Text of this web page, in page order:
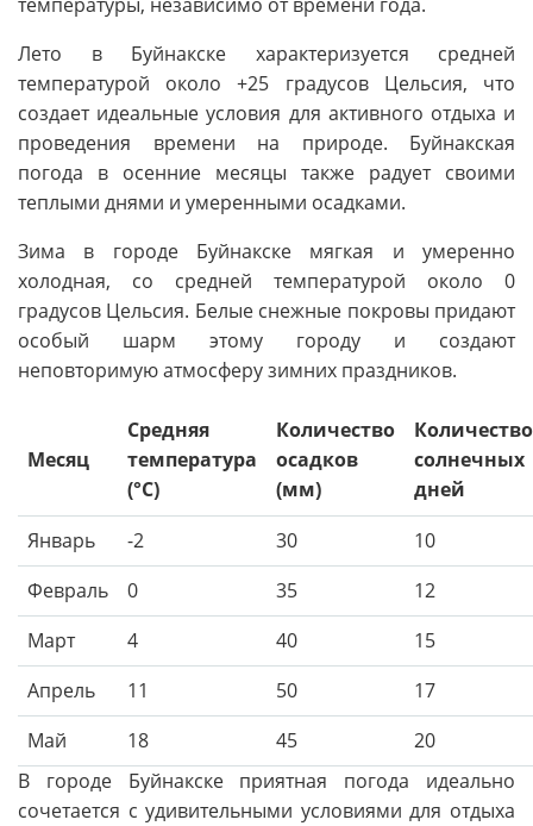
Лето в Буйнакске характеризуется средней
температурой около +25 градусов Цельсия, что
создает идеальные условия для активного отдыха и
проведения времени на природе. Буйнакская
погода в осенние месяцы также радует своими
теплыми днями и умеренными осадками.
Зима в городе Буйнакске мягкая и умеренно
холодная, со средней температурой около 0
градусов Цельсия. Белые снежные покровы придают
особый шарм этому городу и создают
неповторимую атмосферу зимних праздников.
Месяц
Средняя
температура
(°C)
Количество
осадков
(мм)
Количество
солнечных
дней
Январь
-2 30
10
Февраль
0 35
12
Март
4 40
15
Апрель
11 50
17
Май
18 45
20
В городе Буйнакске приятная погода идеально
сочетается с удивительными условиями для отдыха